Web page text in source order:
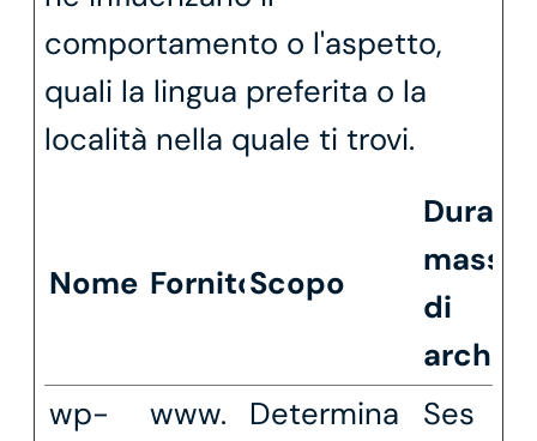
comportamento o l'aspetto,
quali la lingua preferita o la
località nella quale ti trovi.
Nome FornitoreScopo
Durata
di
wp-
www.
Determina
Ses